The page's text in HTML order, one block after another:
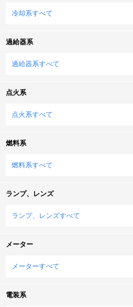
冷却系すべて
過給器系
過給器系すべて
点火系
点火系すべて
燃料系
燃料系すべて
ランプ、レンズ
ランプ、レンズすべて
メーター
メーターすべて
電装系